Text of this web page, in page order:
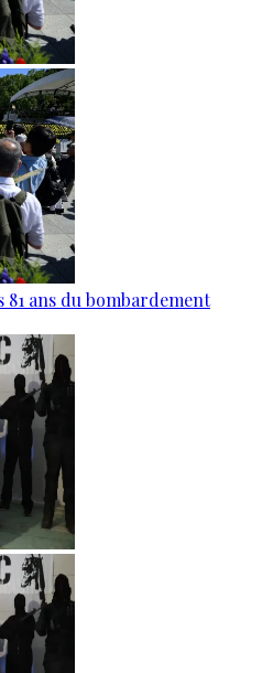
ans du bombardement